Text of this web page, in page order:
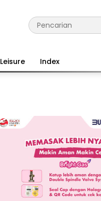
Leisure Index